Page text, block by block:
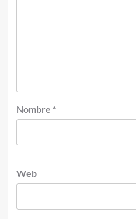
Nombre *
Web